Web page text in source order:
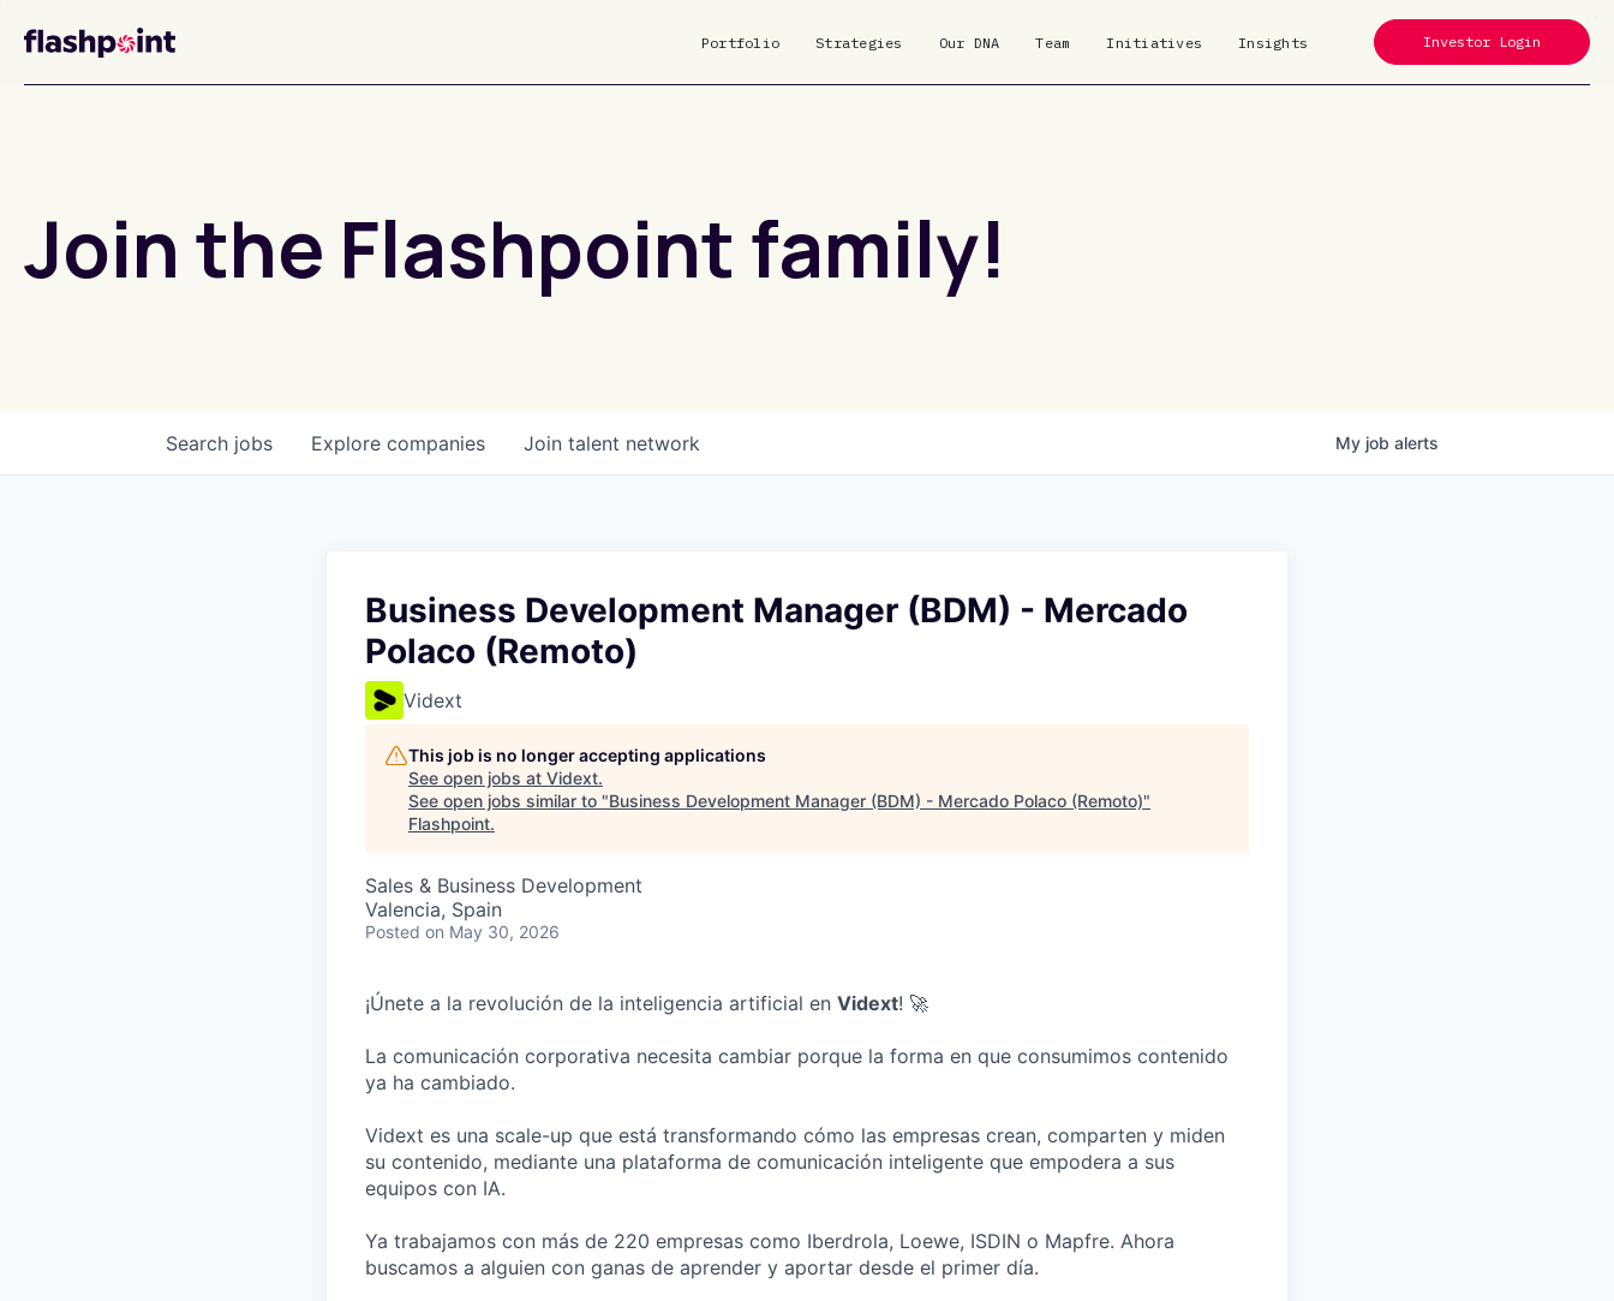
Portfolio Strategies Our DNA Team Initiatives Insights Investor Login
Join the Flashpoint family!
Search jobs Explore companies Join talent network My job alerts
Business Development Manager (BDM) - Mercado
Polaco (Remoto)
Vidext
This job is no longer accepting applications
See open jobs at Vidext.
See open jobs similar to "Business Development Manager (BDM) - Mercado Polaco (Remoto)"
Flashpoint.
Sales & Business Development
Valencia, Spain
Posted on May 30, 2026
¡Únete a la revolución de la inteligencia artificial en Vidext! 🚀
La comunicación corporativa necesita cambiar porque la forma en que consumimos contenido
ya ha cambiado.
Vidext es una scale-up que está transformando cómo las empresas crean, comparten y miden
su contenido, mediante una plataforma de comunicación inteligente que empodera a sus
equipos con IA.
Ya trabajamos con más de 220 empresas como Iberdrola, Loewe, ISDIN o Mapfre. Ahora
buscamos a alguien con ganas de aprender y aportar desde el primer día.